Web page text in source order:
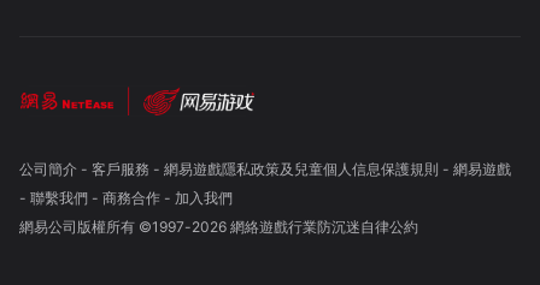
公司簡介- 客戶服務 - 網易遊戲隱私政策及兒童個人信息保護規則 - 網易遊戲
- 聯繫我們- 商務合作- 加入我們
網易公司版權所有 ©1997-2026 網絡遊戲行業防沉迷自律公約